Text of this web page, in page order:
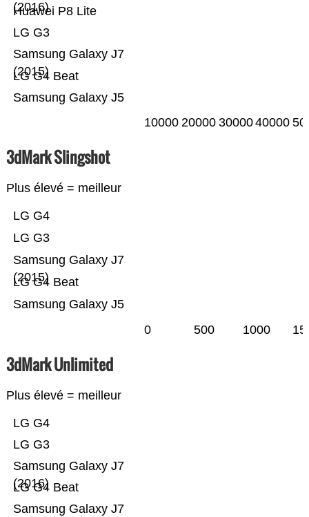
Samsung Galaxy J5
LG G4 Beat
Samsung Galaxy J7
(2015)
LG G3
Huawei P8 Lite
(2016)
10000 20000 3000040000
3dMark Slingshot
Plus élevé = meilleur
Samsung Galaxy J5
LG G4 Beat
Samsung Galaxy J7
(2015)
LG G3
LG G4
0 500 1000
3dMark Unlimited
Plus élevé = meilleur
Samsung Galaxy J7
LG G4 Beat
Samsung Galaxy J7
(2016)
LG G3
LG G4